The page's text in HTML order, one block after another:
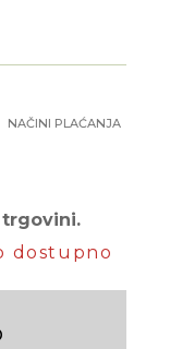
NAČINI PLAĆANJA
dostupno